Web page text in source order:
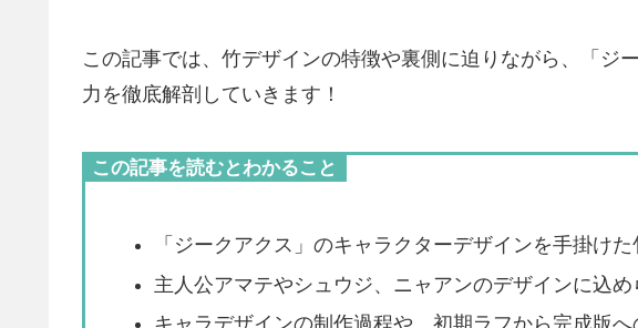
この記事では、竹デザインの特徴や裏側に迫りながら、「ジ
力を徹底解剖していきます！
この記事を読むとわかること
「ジークアクス」のキャラクターデザインを手掛け
主人公アマテやシュウジ、ニャアンのデザインに込め